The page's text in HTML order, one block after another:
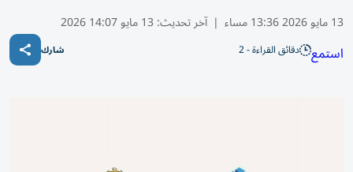
13 مايو 2026 13:36 مساء | آخر تحديث: 13 مايو 14:07 2026
استمع دقائق القراءة - 2 شارك